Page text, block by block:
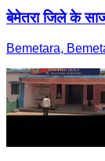
बेमेतरा जिले के
Bemetara,